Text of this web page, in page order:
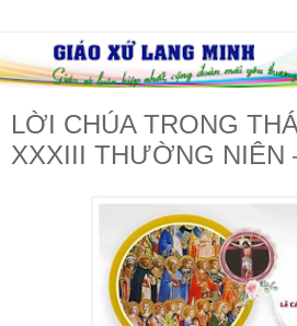
LỜI CHÚA TRONG
XXXIII THƯỜNG NIÊN